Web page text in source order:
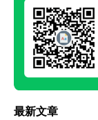
最新文章